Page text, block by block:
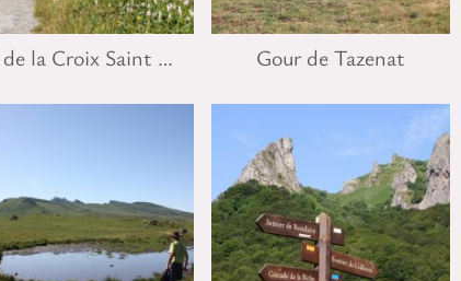
Col de la Croix Saint Robert Gour de Tazenat